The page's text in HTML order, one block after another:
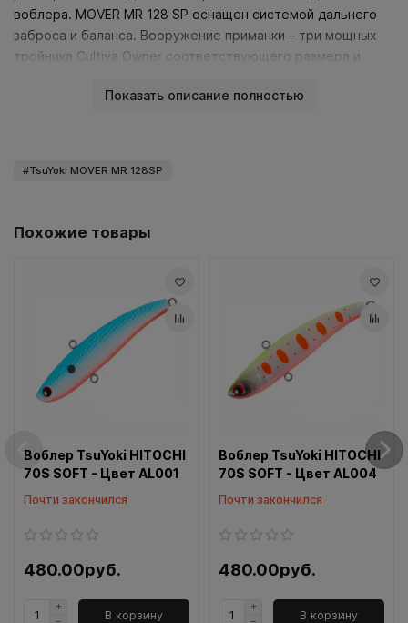
воблера. MOVER MR 128 SP оснащен системой дальнего
заброса и баланса. Вооружение приманки – три мощных
тройника Cultiva Owner соответствующего размера и
(27,6 гр), системе дальнего заброса и своей геометрии
использовать при ловле на данную приманку.
Чередование равномерной проводки с паузами, а так же
прекрасный способ соблазнить хищника на поклевку.
Весь ассортимент представленный в нашем магазине есть
в наличии на нашем складе в Витебске и может быть
доставлен в кратчайшие сроки в любую точку Беларуси.
Показать описание полностью
TsuYoki MOVER MR 128SP
Похожие товары
Воблер TsuYoki HITOCHI
70S SOFT - Цвет AL001
Почти закончился
480.00руб.
В корзину
Воблер TsuYoki HITOCHI
70S SOFT - Цвет AL004
Почти закончился
480.00руб.
В корзину